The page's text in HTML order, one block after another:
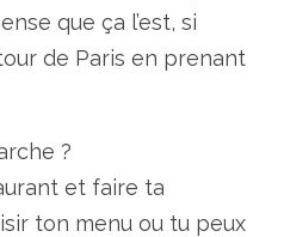
que ça l’est, si
de Paris en prenant
?
et faire ta
ton menu ou tu peux